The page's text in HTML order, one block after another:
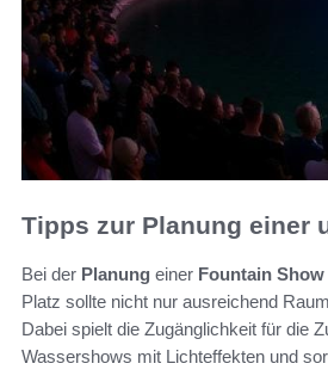
Tipps zur Planung einer
Bei der Planung einer Fountain Show
Platz sollte nicht nur ausreichend
Dabei spielt die Zugänglichkeit für die
Wassershows mit Lichteffekten und